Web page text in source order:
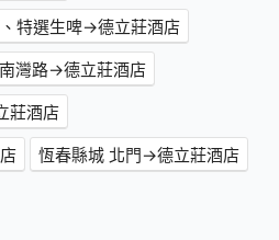
特選生啤→德立莊酒店
南灣路→德立莊酒店
莊酒店
恆春縣城 北門→德立莊酒店